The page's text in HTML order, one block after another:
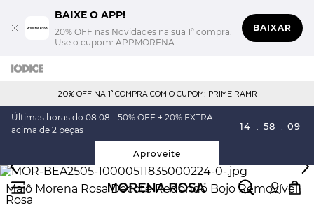
BAIXE O APP!
20% OFF nas Novidades na sua 1° compra.
Use o cupom: APPMORENA
BAIXAR
20% OFF NA 1° COMPRA COM O CUPOM: PRIMEIRAMR
Últimas horas do 08.08 - 50% OFF + 20% EXTRA
acima de 2 peças
14 : 58 : 09
Aproveite
Maiô Morena Rosa Decote Redondo Bojo Removível
Rosa